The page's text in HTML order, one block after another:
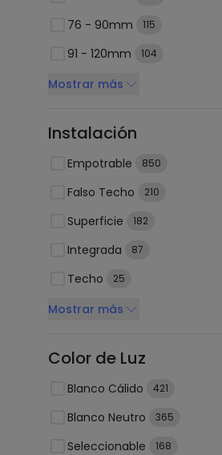
76 - 90mm 115
91 - 120mm 104
Mostrar más
Instalación
Empotrable 850
Falso Techo 210
Superficie 182
Integrada 87
Techo 25
Mostrar más
Color de Luz
Blanco Cálido 421
Blanco Neutro 365
Seleccionable 168